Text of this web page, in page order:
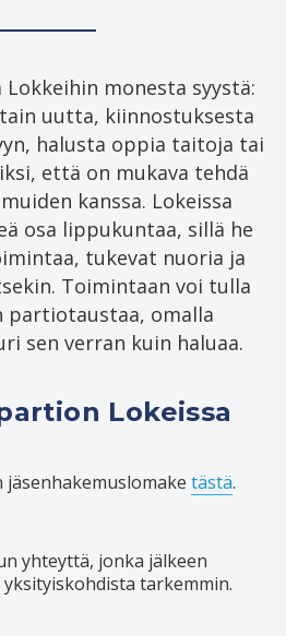
monesta syystä:
uutta, kiinnostuksesta
halusta oppia taitoja tai
että on mukava tehdä
kanssa. Lokeissa
osa lippukuntaa, sillä he
tukevat nuoria ja
Toimintaan voi tulla
partiotaustaa, omalla
sen verran kuin haluaa.
Lokeissa
jäsenhakemuslomake tästä.
yhteyttä, jonka jälkeen
tarkemmin.